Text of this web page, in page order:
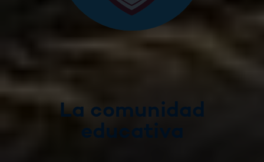
La comunidad
educativa